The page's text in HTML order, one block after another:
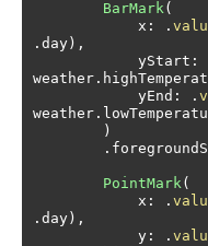
BarMark (
            x
: .
. day ),
            yStart
:
weather .
            yEnd
: .
weather .
)
.
PointMark (
            x
: .
. day ),
            y
: .